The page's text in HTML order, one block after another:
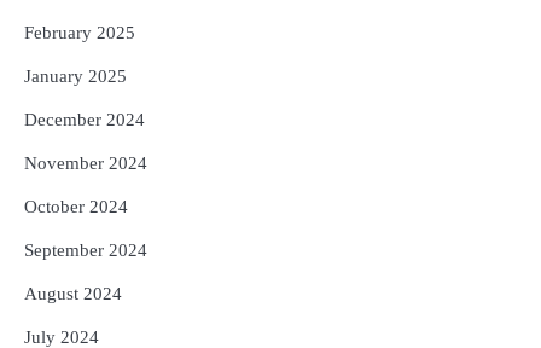
February 2025
January 2025
December 2024
November 2024
October 2024
September 2024
August 2024
July 2024